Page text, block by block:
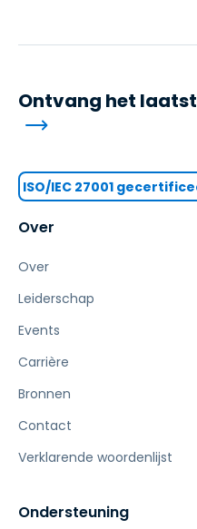
Over
Over
Leiderschap
Events
Carrière
Bronnen
Contact
Verklarende woordenlijst
Ondersteuning
Ontvang het
ISO/IEC 27001